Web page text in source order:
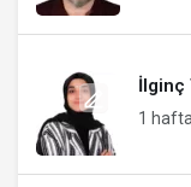
İlginç
1